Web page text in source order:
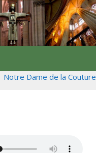
Notre Dame de la Couture